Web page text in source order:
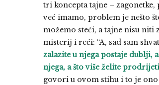
tri koncepta tajne –
već imamo, problem je nešto
možemo steći, a tajne nisu
misterij i reći: “A, sad sam
zalazite u njega postaje
njega, a što više želite
govori u ovom stihu i to je